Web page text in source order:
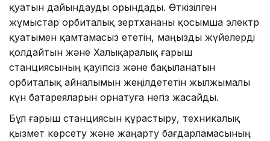
қуатын дайындауды орындады. Өткізілген
жұмыстар орбиталық зертхананы қосымша электр
қуатымен қамтамасыз ететін, маңызды жүйелерді
қолдайтын және Халықаралық ғарыш
станциясының қауіпсіз және бақыланатын
орбиталық айналымын жеңілдететін жылжымалы
күн батареяларын орнатуға негіз жасайды.
Бұл ғарыш станциясын құрастыру, техникалық
қызмет көрсету және жаңарту бағдарламасының